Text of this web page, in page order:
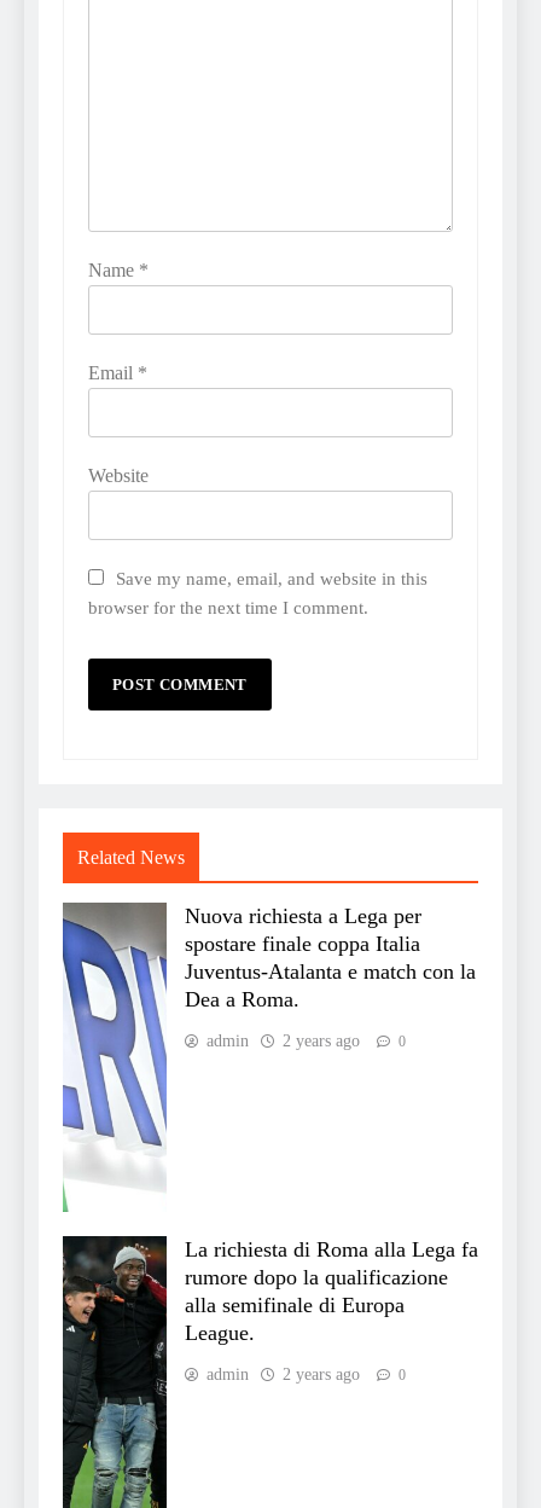
Name *
Email *
Website
Save my name, email, and website in this
browser for the next time I comment.
Related News
Nuova richiesta a Lega per
spostare finale coppa Italia
Juventus-Atalanta e match con la
Dea a Roma.
admin 2 years ago 0
La richiesta di Roma alla Lega fa
rumore dopo la qualificazione
alla semifinale di Europa
League.
admin 2 years ago 0